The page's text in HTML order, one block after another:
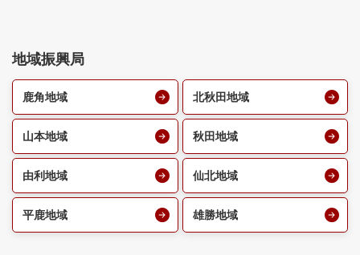
地域振興局
鹿角地域 北秋田地域
山本地域 秋田地域
由利地域 仙北地域
平鹿地域 雄勝地域